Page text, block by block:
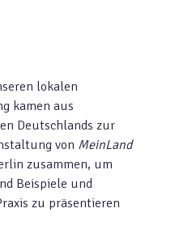
lokalen
kamen aus
Deutschlands zur
von MeinLand
zusammen, um
Beispiele und
zu präsentieren